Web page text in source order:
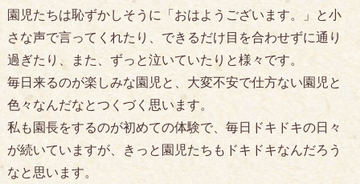
園児たちは恥ずかしそうに「おはようございます。」と小
さな声で言ってくれたり、できるだけ目を合わせずに通り
過ぎたり、また、ずっと泣いていたりと様々です。
毎日来るのが楽しみな園児と、大変不安で仕方ない園児と
色々なんだなとつくづく思います。
私も園長をするのが初めての体験で、毎日ドキドキの日々
が続いていますが、きっと園児たちもドキドキなんだろう
なと思います。